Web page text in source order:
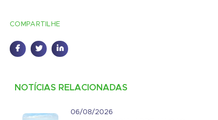
COMPARTILHE
NOTÍCIAS RELACIONADAS
06/08/2026